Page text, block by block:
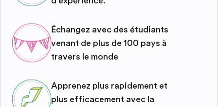
Échangez avec des étudiants
venant de plus de 100 pays à
travers le monde
Apprenez plus rapidement et
plus efficacement avec la